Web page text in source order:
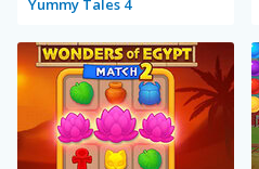
Yummy Tales 4